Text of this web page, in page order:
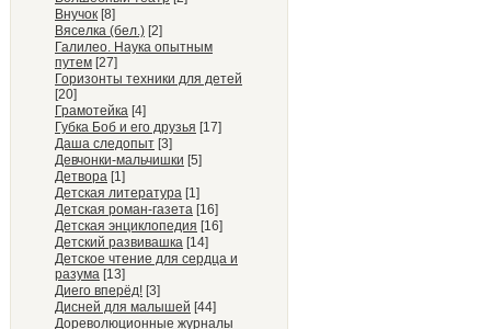
Внучок [8]
Вяселка (бел.) [2]
Галилео. Наука опытным
путем [27]
Горизонты техники для детей
[20]
Грамотейка [4]
Губка Боб и его друзья [17]
Даша следопыт [3]
Девчонки-мальчишки [5]
Детвора [1]
Детская литература [1]
Детская роман-газета [16]
Детская энциклопедия [16]
Детский развивашка [14]
Детское чтение для сердца и
разума [13]
Диего вперёд! [3]
Дисней для малышей [44]
Дореволюционные журналы